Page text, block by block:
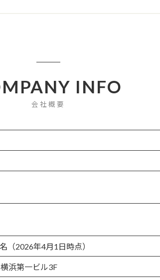
INFO
会社概要
（2026年4月1日時点）
浜第一ビル3F